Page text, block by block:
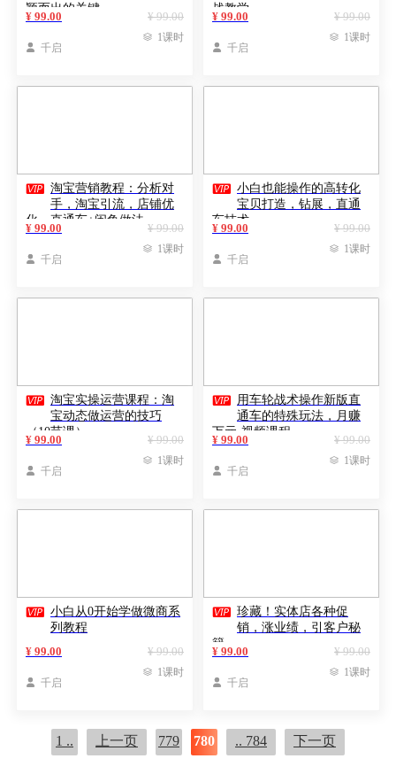
颖而出的关键
¥ 99.00
¥ 99.00
 千启
 1课时
战教学
¥ 99.00
¥ 99.00
 千启
 1课时
 淘宝营销教程：分析对
手，淘宝引流，店铺优
化，直通车+闲鱼做法
¥ 99.00
¥ 99.00
 千启
 1课时
 小白也能操作的高转化
宝贝打造，钻展，直通
车技术
¥ 99.00
¥ 99.00
 千启
 1课时
 淘宝实操运营课程：淘
宝动态做运营的技巧
（10节课）
¥ 99.00
¥ 99.00
 千启
 1课时
 用车轮战术操作新版直
通车的特殊玩法，月赚
万元-视频课程
¥ 99.00
¥ 99.00
 千启
 1课时
 小白从0开始学做微商系
列教程
¥ 99.00
¥ 99.00
 千启
 1课时
 珍藏！实体店各种促
销，涨业绩，引客户秘
籍
¥ 99.00
¥ 99.00
 千启
 1课时
1 .. 上一页 779 780 .. 784 下一页